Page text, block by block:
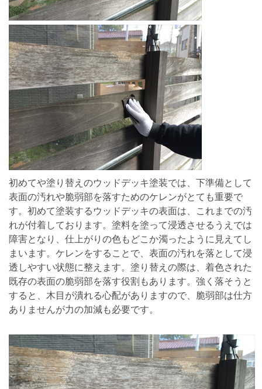
初めてや塗り替えのウッドデッキ塗装では、下準備として
表面の汚れや脆弱部を落すためのケレンがとても重要で
す。初めて塗装するウッドデッキの表面は、これまでの汚
れが付着しております。塗料を塗って浸透させるうえでは
障害となり、仕上がりの色もどこか濁ったように見えてし
まいます。ケレンをすることで、表面の汚れを落として浸
透しやすい状態に整えます。塗り替えの際は、着色された
既存の表面の脆弱部を落す役割もあります。強く落そうと
すると、木目が潰れる心配がありますので、脆弱部は仕方
ありませんが力の加減も必要です。